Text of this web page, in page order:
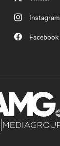
Instagram
Facebook